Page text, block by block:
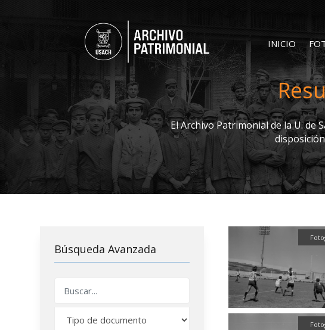
INICIO
El Archivo Patrimonial de la U. de
Búsqueda Avanzada